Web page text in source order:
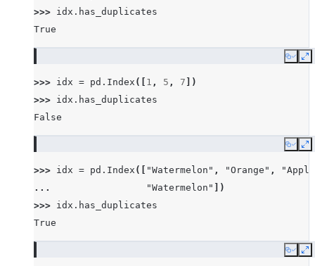
>>> idx . has_duplicates
True
Copy
>>> idx = pd . Index ([ 1 , 5 , 7 ])
>>> idx . has_duplicates
False
Copy
>>> idx = pd . Index ([ "Watermelon" , "Orange" ,
...
"Watermelon"
])
>>> idx . has_duplicates
True
Copy